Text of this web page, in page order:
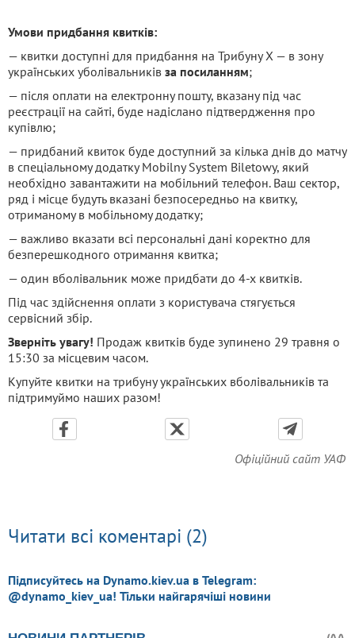
Умови придбання квитків:
— квитки доступні для придбання на Трибуну Х — в зону
українських уболівальників за посиланням;
— після оплати на електронну пошту, вказану під час
реєстрації на сайті, буде надіслано підтвердження про
купівлю;
— придбаний квиток буде доступний за кілька днів до матчу
в спеціальному додатку Mobilny System Biletowy, який
необхідно завантажити на мобільний телефон. Ваш сектор,
ряд і місце будуть вказані безпосередньо на квитку,
отриманому в мобільному додатку;
— важливо вказати всі персональні дані коректно для
безперешкодного отримання квитка;
— один вболівальник може придбати до 4-х квитків.
Під час здійснення оплати з користувача стягується
сервісний збір.
Зверніть увагу! Продаж квитків буде зупинено 29 травня о
15:30 за місцевим часом.
Купуйте квитки на трибуну українських вболівальників та
підтримуймо наших разом!
Офіційний сайт УАФ
Читати всі коментарі (2)
Підписуйтесь на Dynamo.kiev.ua в Telegram:
@dynamo_kiev_ua! Тільки найгарячіші новини